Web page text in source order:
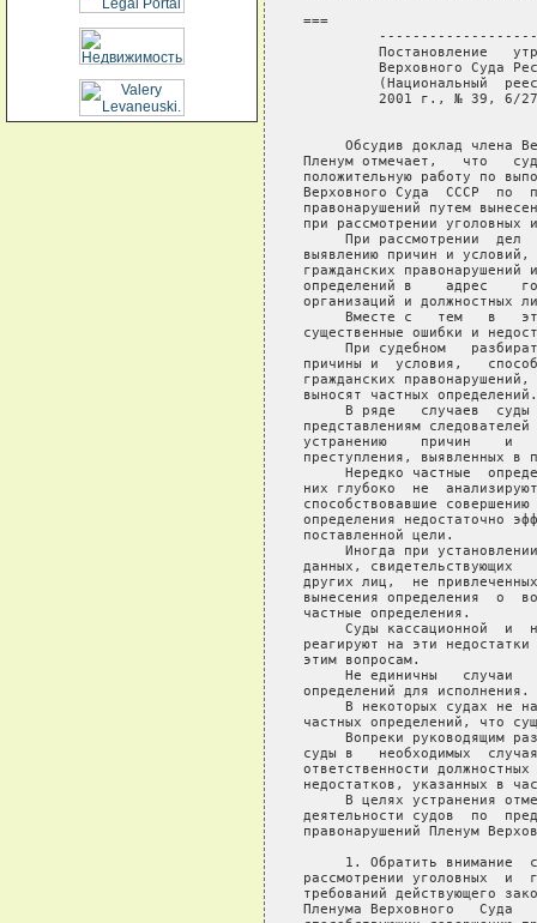
===
Постановление
Верховного Суда
(Национальный
2001 г., № 39,
Обсудив доклад члена
Пленум отмечает,   что
положительную работу по
Верховного Суда  СССР  по
правонарушений путем
при рассмотрении уголовных
При рассмотрении  дел
выявлению причин и условий,
гражданских
определений в    адрес
организаций и должностных
Вместе с   тем   в
существенные ошибки и
При судебном
причины и  условия,
гражданских
выносят частных определений.
В ряде   случаев
представлениям
устранению    причин    и
преступления, выявленных в
Нередко частные
них глубоко  не
способствовавшие
определения недостаточно
поставленной цели.
Иногда при
данных, свидетельствующих
других лиц,  не
вынесения определения  о
частные определения.
Суды кассационной  и
реагируют на эти
этим вопросам.
Не единичны   случаи
определений для исполнения.
В некоторых судах не
частных определений, что
Вопреки руководящим
суды в   необходимых
ответственности
недостатков, указанных в
В целях устранения
деятельности судов  по
правонарушений Пленум
1. Обратить внимание
рассмотрении уголовных  и
требований действующего
Пленума Верховного   Суда